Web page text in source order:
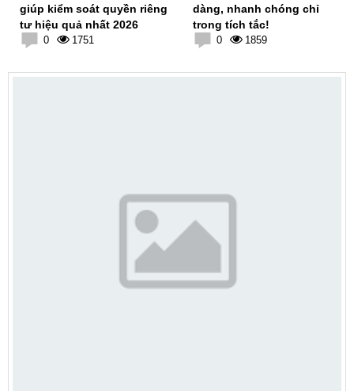
giúp kiểm soát quyền riêng
tư hiệu quả nhất 2026
0 1751
dàng, nhanh chóng chỉ
trong tích tắc!
0 1859